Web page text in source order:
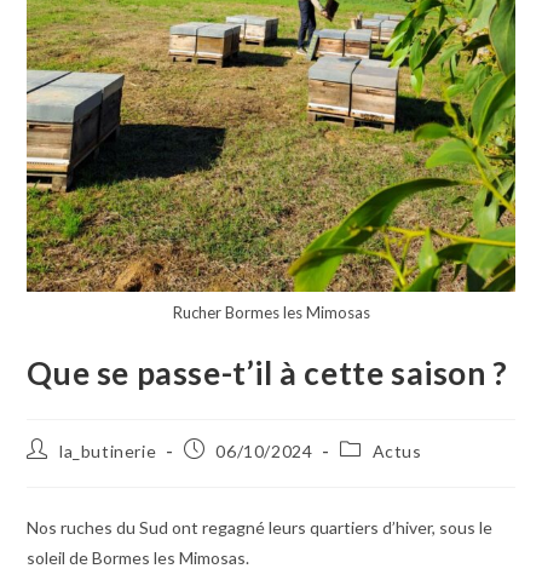
Rucher Bormes les Mimosas
Que se passe-t’il à cette saison ?
la_butinerie 06/10/2024 Actus
Nos ruches du Sud ont regagné leurs quartiers d’hiver, sous le
soleil de Bormes les Mimosas.